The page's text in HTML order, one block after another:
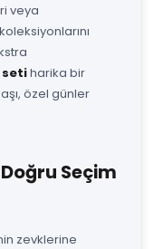
veya
setiharika bir
özel günler
Seçim
zevklerine